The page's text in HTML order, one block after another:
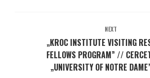
NEXT
„KROC INSTITUTE VISITING
FELLOWS PROGRAM” //
„UNIVERSITY OF NOTRE